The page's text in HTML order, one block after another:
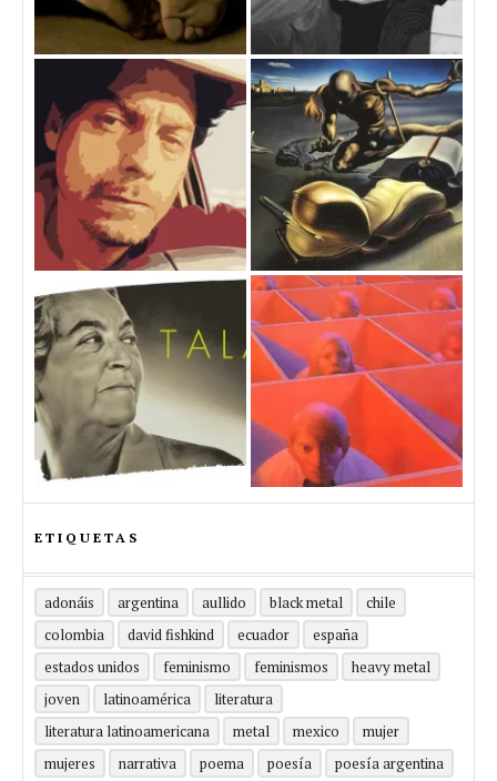
ETIQUETAS
adonáis argentina aullido black metal
chile
colombia
david fishkind ecuador
españa
estados unidos
feminismo feminismos
heavy metal
joven
latinoamérica
literatura
literatura latinoamericana
metal mexico
mujer
mujeres
narrativa poema poesía
poesía argentina